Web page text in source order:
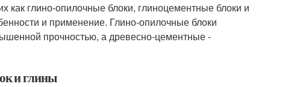
как глино-опилочные блоки, глиноцементные блоки и
и применение. Глино-опилочные блоки
прочностью, а древесно-цементные -
и глины